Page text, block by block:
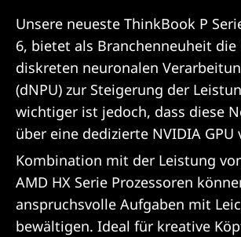
Unsere neueste ThinkBook P
6, bietet als Branchenneuheit
diskreten neuronalen
(dNPU) zur Steigerung der
wichtiger ist jedoch, dass diese
über eine dedizierte NVIDIA GPU
Kombination mit der Leistung
AMD HX Serie Prozessoren
anspruchsvolle Aufgaben mit
bewältigen. Ideal für kreative